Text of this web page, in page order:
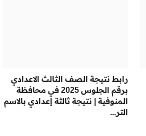
رابط نتيجة الصف الثالث الاعدادي
برقم الجلوس 2025 في محافظة
المنوفية | نتيجة ثالثة إعدادي بالاسم
التر...